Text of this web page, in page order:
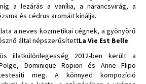
a lezárás a vanília, a narancsvirág, a
és cédrus aromáit kínálja.
a neves kozmetikai cégnek, a gyönyörű
által népszerűsítettLa Vie Est Belle.
illatkülönlegesség 2012-ben került a
Dominique Ropion és Anne Flipo
meg. A könnyed kompozíció